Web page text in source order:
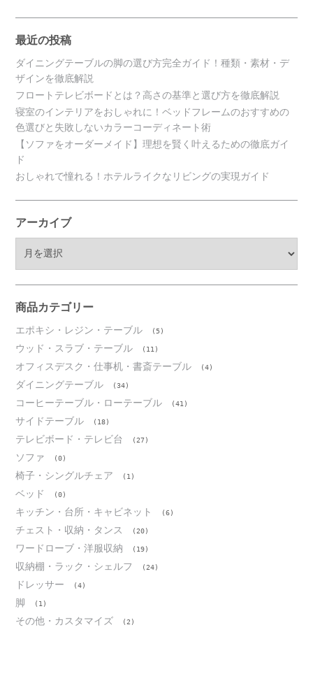
最近の投稿
ダイニングテーブルの脚の選び方完全ガイド！種類・素材・デ
ザインを徹底解説
フロートテレビボードとは？高さの基準と選び方を徹底解説
寝室のインテリアをおしゃれに！ベッドフレームのおすすめの
色選びと失敗しないカラーコーディネート術
【ソファをオーダーメイド】理想を賢く叶えるための徹底ガイ
ド
おしゃれで憧れる！ホテルライクなリビングの実現ガイド
アーカイブ
ブ
商品カテゴリー
エポキシ・レジン・テーブル (5)
ウッド・スラブ・テーブル (11)
オフィスデスク・仕事机・書斎テーブル (4)
ダイニングテーブル (34)
コーヒーテーブル・ローテーブル (41)
サイドテーブル (18)
テレビボード・テレビ台 (27)
ソファ (0)
椅子・シングルチェア (1)
ベッド (0)
キッチン・台所・キャビネット (6)
チェスト・収納・タンス (20)
ワードローブ・洋服収納 (19)
収納棚・ラック・シェルフ (24)
ドレッサー (4)
脚 (1)
その他・カスタマイズ (2)